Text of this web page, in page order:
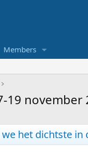
Members
19 november
het dichtste in